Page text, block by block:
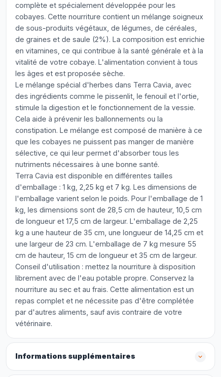
complète et spécialement développée pour les
cobayes. Cette nourriture contient un mélange soigneux
de sous-produits végétaux, de légumes, de céréales,
de graines et de saule (2%). La composition est enrichie
en vitamines, ce qui contribue à la santé générale et à la
vitalité de votre cobaye. L'alimentation convient à tous
les âges et est proposée sèche.
Le mélange spécial d'herbes dans Terra Cavia, avec
des ingrédients comme le pissenlit, le fenouil et l'ortie,
stimule la digestion et le fonctionnement de la vessie.
Cela aide à prévenir les ballonnements ou la
constipation. Le mélange est composé de manière à ce
que les cobayes ne puissent pas manger de manière
sélective, ce qui leur permet d'absorber tous les
nutriments nécessaires à une bonne santé.
Terra Cavia est disponible en différentes tailles
d'emballage : 1 kg, 2,25 kg et 7 kg. Les dimensions de
l'emballage varient selon le poids. Pour l'emballage de 1
kg, les dimensions sont de 28,5 cm de hauteur, 10,5 cm
de longueur et 17,5 cm de largeur. L'emballage de 2,25
kg a une hauteur de 35 cm, une longueur de 14,25 cm et
une largeur de 23 cm. L'emballage de 7 kg mesure 55
cm de hauteur, 15 cm de longueur et 35 cm de largeur.
Conseil d'utilisation : mettez la nourriture à disposition
librement avec de l'eau potable propre. Conservez la
nourriture au sec et au frais. Cette alimentation est un
repas complet et ne nécessite pas d'être complétée
par d'autres aliments, sauf avis contraire de votre
vétérinaire.
Informations supplémentaires